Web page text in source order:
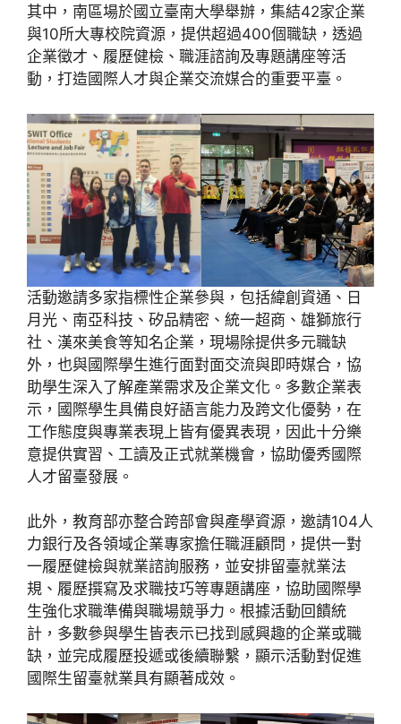
其中，南區場於國立臺南大學舉辦，集結42家企業
與10所大專校院資源，提供超過400個職缺，透過
企業徵才、履歷健檢、職涯諮詢及專題講座等活
動，打造國際人才與企業交流媒合的重要平臺。
活動邀請多家指標性企業參與，包括緯創資通、日
月光、南亞科技、矽品精密、統一超商、雄獅旅行
社、漢來美食等知名企業，現場除提供多元職缺
外，也與國際學生進行面對面交流與即時媒合，協
助學生深入了解產業需求及企業文化。多數企業表
示，國際學生具備良好語言能力及跨文化優勢，在
工作態度與專業表現上皆有優異表現，因此十分樂
意提供實習、工讀及正式就業機會，協助優秀國際
人才留臺發展。
此外，教育部亦整合跨部會與產學資源，邀請104人
力銀行及各領域企業專家擔任職涯顧問，提供一對
一履歷健檢與就業諮詢服務，並安排留臺就業法
規、履歷撰寫及求職技巧等專題講座，協助國際學
生強化求職準備與職場競爭力。根據活動回饋統
計，多數參與學生皆表示已找到感興趣的企業或職
缺，並完成履歷投遞或後續聯繫，顯示活動對促進
國際生留臺就業具有顯著成效。